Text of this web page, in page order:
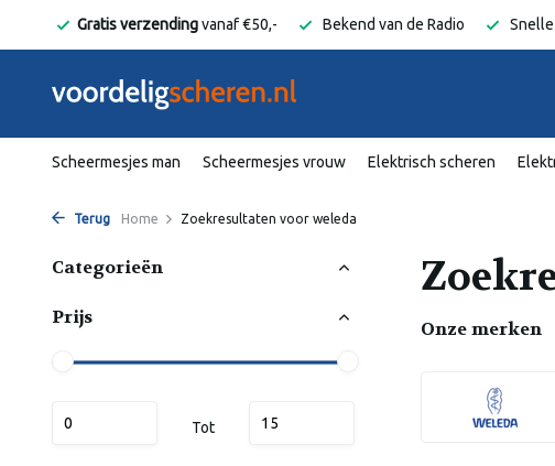
Gratis verzendingvanaf €50,- Bekend van de Radio
Scheermesjes man Scheermesjes vrouw Elektrisch scheren
Terug Home Zoekresultaten voor weleda
Categorieën
Prijs
Tot
Onze merken